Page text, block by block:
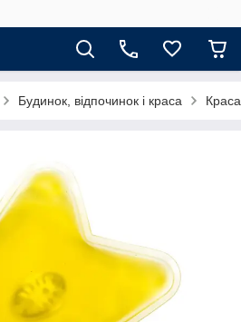
Будинок, відпочинок і краса